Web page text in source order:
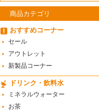
商品カテゴリ
おすすめコーナー
セール
アウトレット
新製品コーナー
ドリンク・飲料水
ミネラルウォーター
お茶